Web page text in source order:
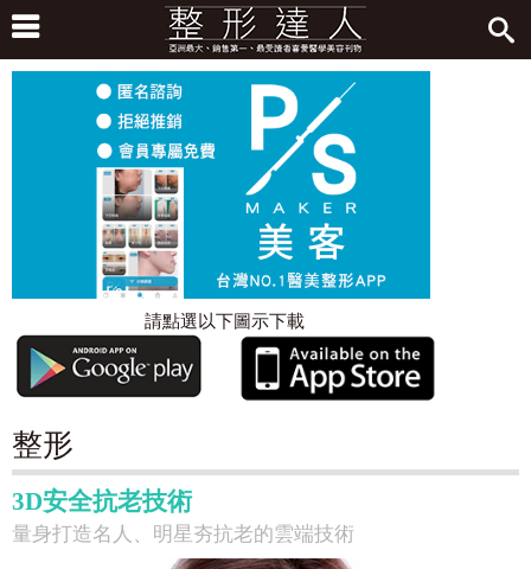
請點選以下圖示下載
整形
3D安全抗老技術
量身打造名人、明星夯抗老的雲端技術